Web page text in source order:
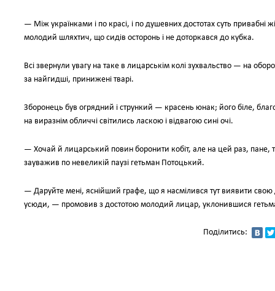
— Між українками і по красі, і по душевних достотах суть привабні
молодий шляхтич, що сидів осторонь і не доторкався до кубка.
Всі звернули увагу на таке в лицарськім колі зухвальство — на
за найгидші, принижені тварі.
Зборонець був огрядний і стрункий — красень юнак; його біле,
на виразнім обличчі світились ласкою і відвагою сині очі.
— Хочай й лицарський повин боронити кобіт, але на цей раз, пане,
зауважив по невеликій паузі гетьман Потоцький.
— Даруйте мені, яснійший графе, що я насмілився тут виявити
усюди, — промовив з достотою молодий лицар, уклонившися
Поділитись: